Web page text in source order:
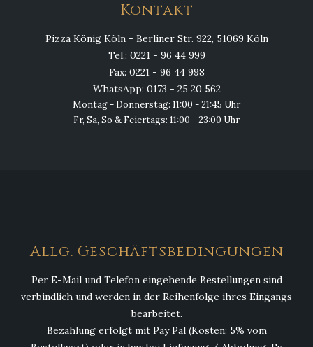
Kontakt
Pizza König Köln - Berliner Str. 922, 51069 Köln
Tel.: 0221 - 96 44 999
Fax: 0221 - 96 44 998
WhatsApp: 0173 - 25 20 562
Montag - Donnerstag: 11:00 - 21:45 Uhr
Fr, Sa, So & Feiertags: 11:00 - 23:00 Uhr
Allg. Geschäftsbedingungen
Per E-Mail und Telefon eingehende Bestellungen sind
verbindlich und werden in der Reihenfolge ihres Eingangs
bearbeitet.
Bezahlung erfolgt mit Pay Pal (Kosten: 5% vom